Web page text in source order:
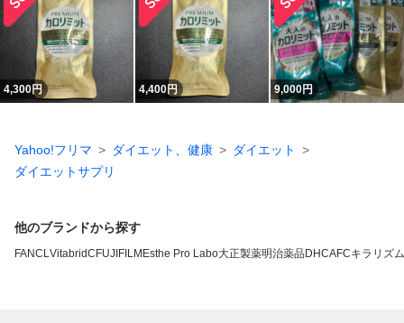
4,300円 4,400円 9,000円
Yahoo!フリマ ダイエット、健康
ダイエット
ダイエットサプリ
他のブランドから探す
FANCLVitabridC FUJIFILM Esthe Pro Labo大正製薬明治薬品DHCAFCキラリズム